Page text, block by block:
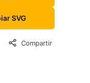
SVG
Compartir